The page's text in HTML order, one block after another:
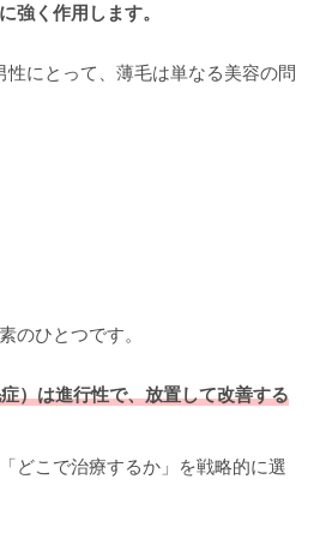
強く作用します。
にとって、薄毛は単なる美容の問
のひとつです。
）は進行性で、放置して改善する
どこで治療するか」を戦略的に選